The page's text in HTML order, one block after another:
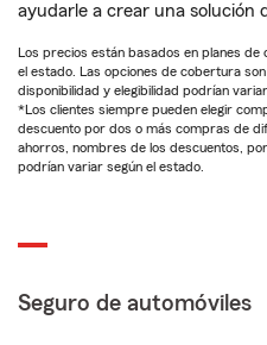
ayudarle a crear una solución
Los precios están basados en planes de
el estado. Las opciones de cobertura
disponibilidad y elegibilidad podrían variar.
*Los clientes siempre pueden elegir
descuento por dos o más compras de
ahorros, nombres de los descuentos,
podrían variar según el estado.
Seguro de automóviles